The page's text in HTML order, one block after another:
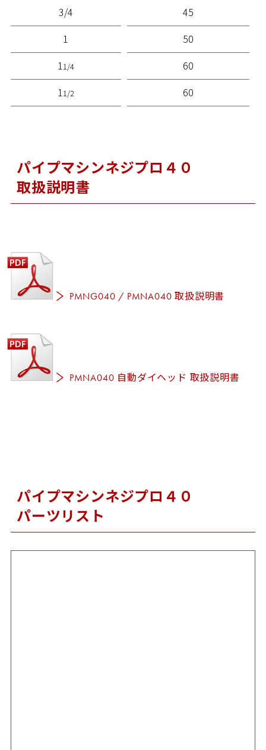
3/4
45
1
50
11/4
60
11/2 60
パイプマシンネジプロ４０
取扱説明書
PMNG040 / PMNA040 取扱説明書
PMNA040 自動ダイヘッド 取扱説明書
パイプマシンネジプロ４０
パーツリスト